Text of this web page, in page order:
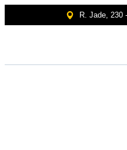
R. Jade, 230